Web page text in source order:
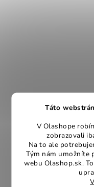
Táto
V Olashope
zobrazovali
Na to ale
Tým nám umožníte
webu Olashop.sk.